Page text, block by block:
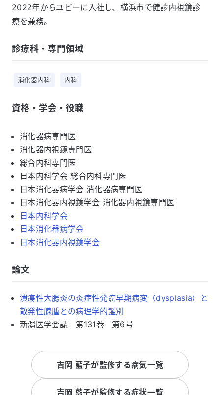
2022年からユビーに入社し、横浜市で健診内視鏡診
診療科・専門領域
消化器内科 内科
資格・学会・役職
消化器病専門医
消化器内視鏡専門医
総合内科専門医
日本内科学会 総合内科専門医
日本消化器病学会 消化器病専門医
日本消化器内視鏡学会 消化器内視鏡専門医
日本内科学会
日本消化器病学会
日本消化器内視鏡学会
論文
潰瘍性大腸炎の炎症性発癌早期病変（dysplasia）と
散発性腺腫との病理学的鑑別
新潟医学会誌 第131巻 第6号
吉岡 藍子が監修する病気一覧
吉岡 藍子が監修する症状一覧